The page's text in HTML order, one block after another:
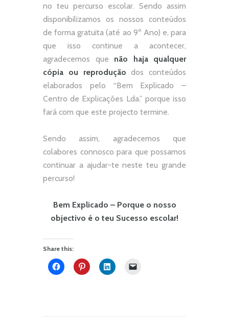
no teu percurso escolar. Sendo assim
disponibilizamos os nossos conteúdos
de forma gratuita (até ao 9º Ano) e, para
que isso continue a acontecer,
agradecemos que não
haja qualquer
cópia ou reprodução dos conteúdos
elaborados pelo “Bem Explicado –
Centro de Explicações Lda.” porque isso
fará com que este projecto termine.
Sendo assim, agradecemos que
colabores connosco para que possamos
continuar a ajudar-te neste teu grande
percurso!
Bem Explicado – Porque o nosso
objectivo é o teu Sucesso escolar!
Share this: